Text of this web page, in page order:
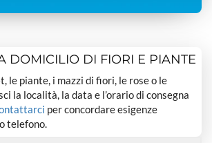
DOMICILIO DI FIORI E PIANTE
le piante, i mazzi di fiori, le rose o le
la località, la data e l’orario di consegna
per concordare esigenze
telefono.